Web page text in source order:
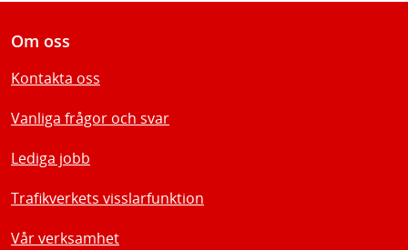
Om oss
Kontakta oss
Vanliga frågor och svar
Lediga jobb
Trafikverkets visslarfunktion
Vår verksamhet